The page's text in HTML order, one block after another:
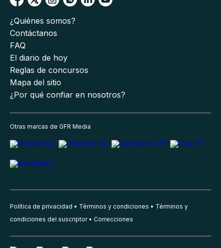
¿Quiénes somos?
Contáctanos
FAQ
El diario de hoy
Reglas de concursos
Mapa del sitio
¿Por qué confiar en nosotros?
Otras marcas de GFR Media
Política de privacidad Términos y condiciones
Términos y
condiciones del suscriptor
Correcciones